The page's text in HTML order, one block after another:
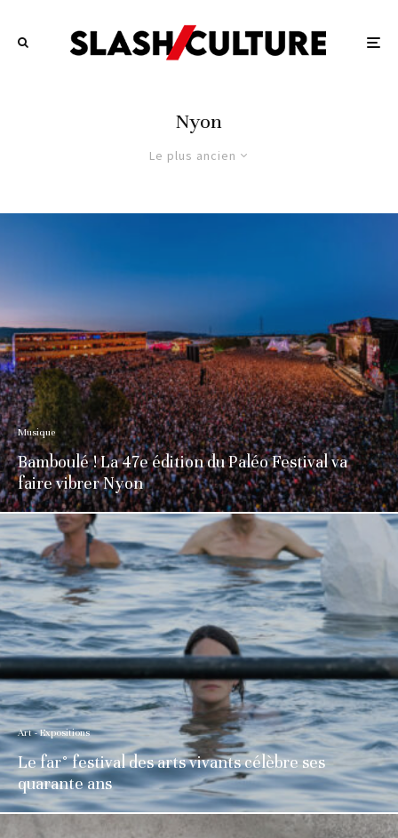
Nyon
Le plus ancien
Musique
Bamboulé ! La 47e édition du Paléo Festival va
faire vibrer Nyon
Art - Expositions
Le far° festival des arts vivants célèbre ses
quarante ans